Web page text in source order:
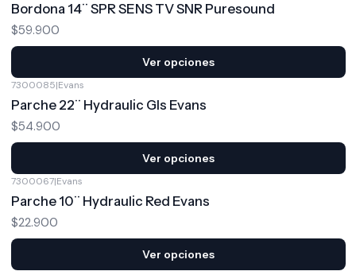
Bordona 14¨ SPR SENS TV SNR Puresound
$59.900
Ver opciones
7300085|Evans
Parche 22¨ Hydraulic Gls Evans
$54.900
Ver opciones
7300067|Evans
Parche 10¨ Hydraulic Red Evans
$22.900
Ver opciones